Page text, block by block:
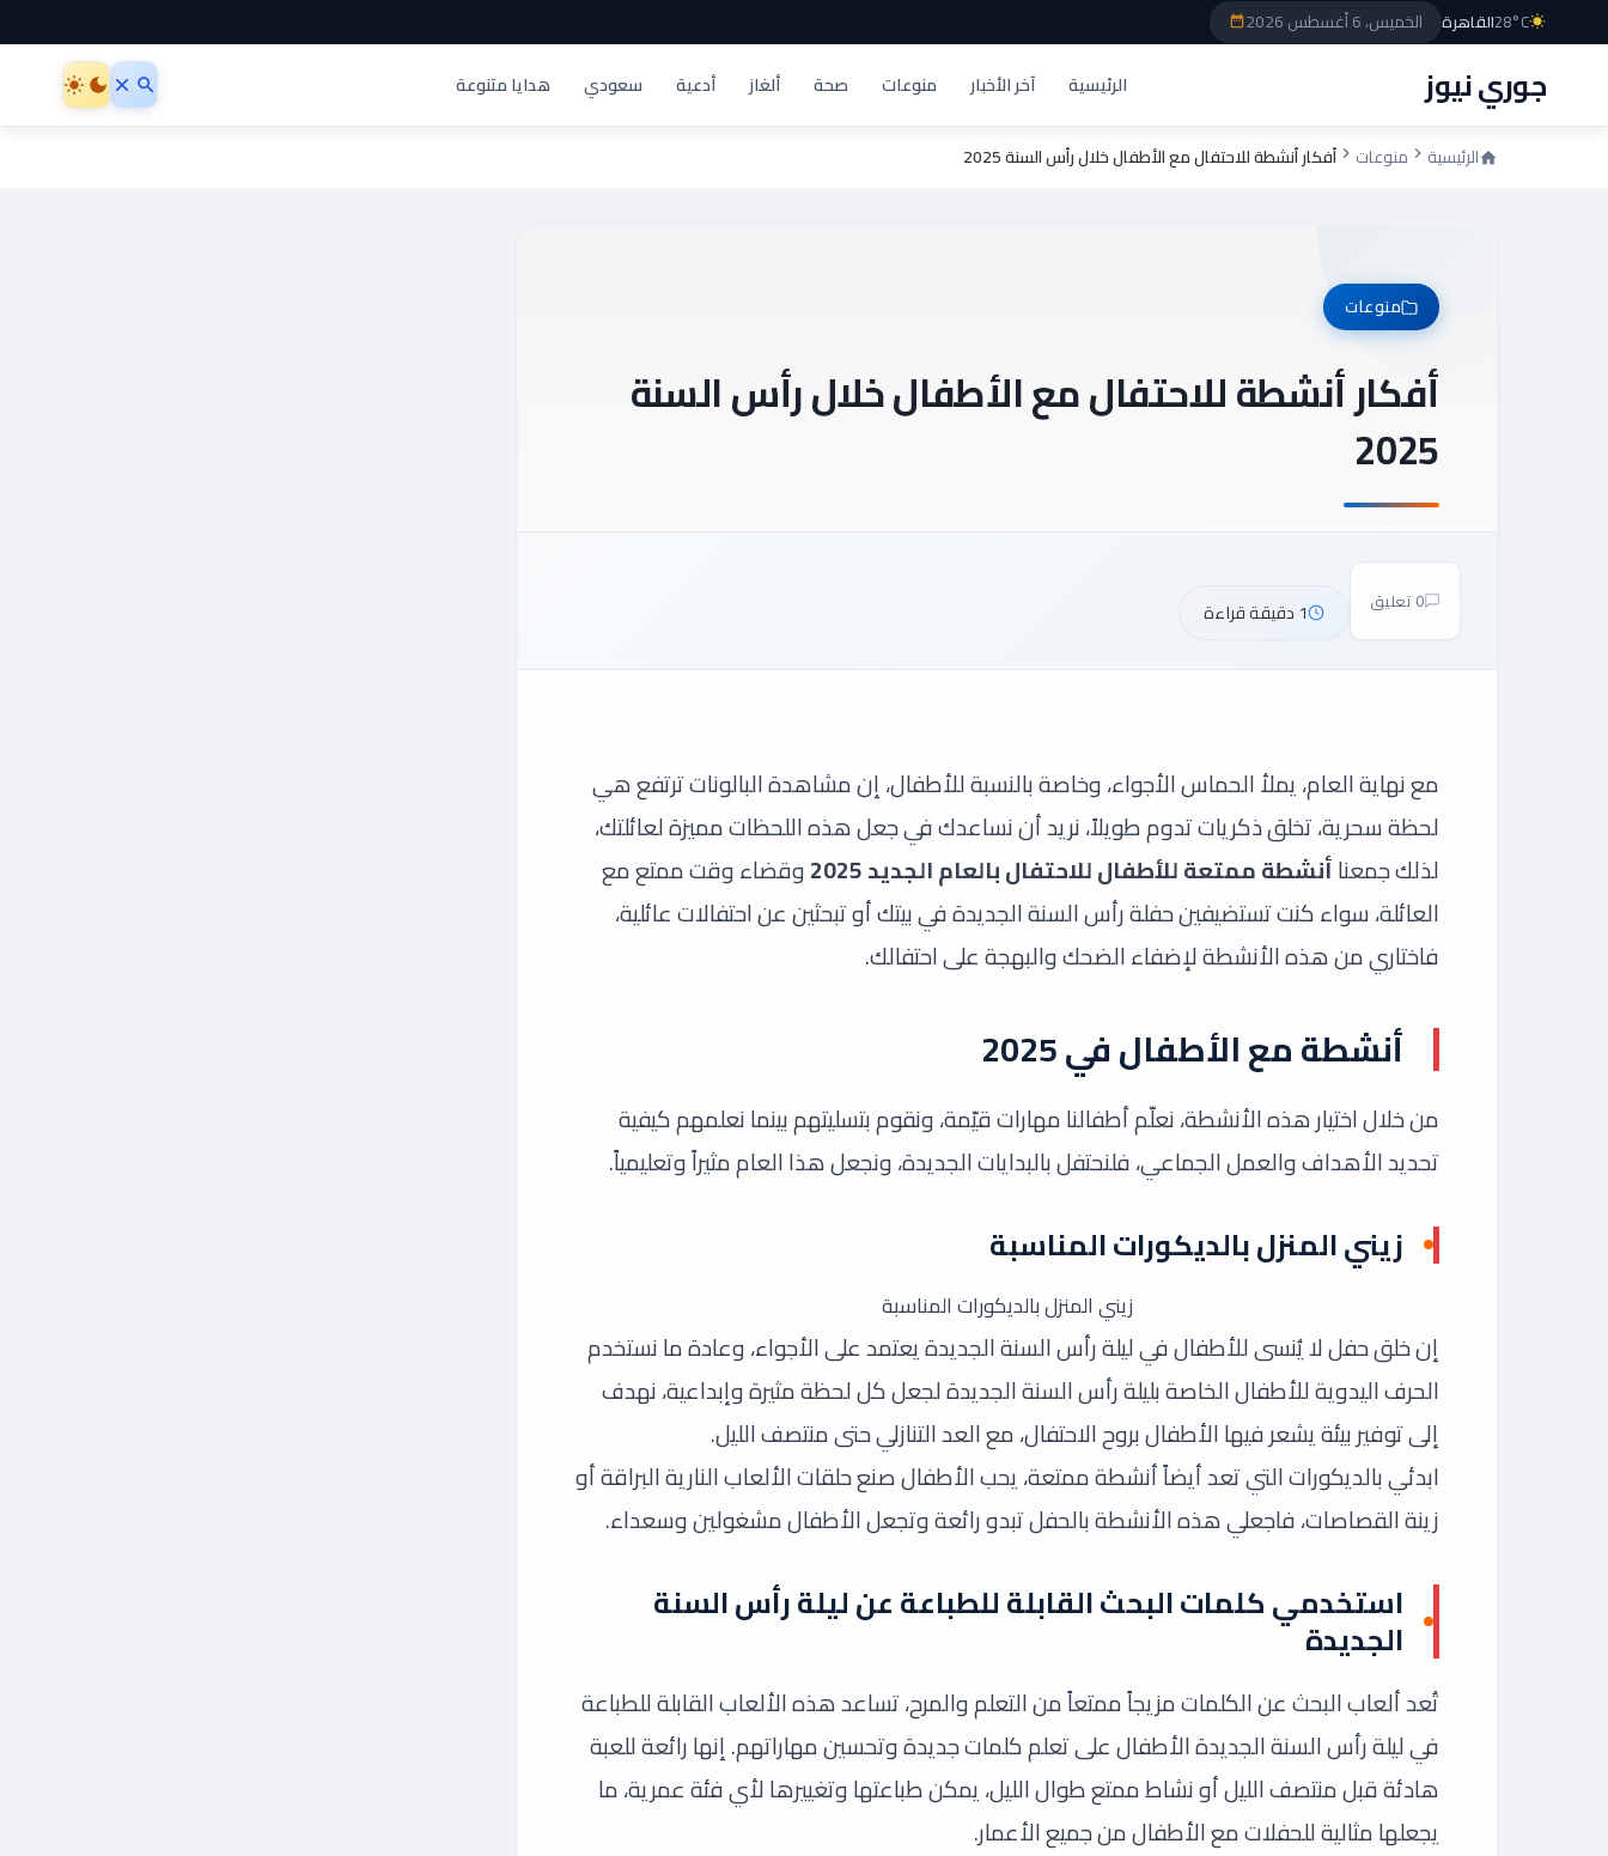
الخميس، 6 أغسطس 2026 28°Cالقاهرة
جوري نيوز الرئيسية آخر الأخبار منوعات صحة ألغاز أدعية سعودي هدايا متنوعة
الرئيسية منوعات أفكار أنشطة للاحتفال مع الأطفال خلال رأس السنة 2025
منوعات
أفكار أنشطة للاحتفال مع الأطفال خلال رأس السنة
2025
0 تعليق 1 دقيقة قراءة
مع نهاية العام، يملأ الحماس الأجواء، وخاصة بالنسبة للأطفال، إن مشاهدة البالونات ترتفع هي
لحظة سحرية، تخلق ذكريات تدوم طويلاً، نريد أن نساعدك في جعل هذه اللحظات مميزة لعائلتك،
لذلك جمعناأنشطة ممتعة للأطفال للاحتفال بالعام الجديد 2025
وقضاء وقت ممتع مع
العائلة، سواء كنت تستضيفين حفلة رأس السنة الجديدة في بيتك أو تبحثين عن احتفالات عائلية،
فاختاري من هذه الأنشطة لإضفاء الضحك والبهجة على احتفالك.
أنشطة مع الأطفال في 2025
من خلال اختيار هذه الأنشطة، نعلّم أطفالنا مهارات قيّمة، ونقوم بتسليتهم بينما نعلمهم كيفية
تحديد الأهداف والعمل الجماعي، فلنحتفل بالبدايات الجديدة، ونجعل هذا العام مثيراً وتعليمياً.
زيني المنزل بالديكورات المناسبة
زيني المنزل بالديكورات المناسبة
إن خلق حفل لا يُنسى للأطفال في ليلة رأس السنة الجديدة يعتمد على الأجواء، وعادة ما نستخدم
الحرف اليدوية للأطفال الخاصة بليلة رأس السنة الجديدة لجعل كل لحظة مثيرة وإبداعية، نهدف
إلى توفير بيئة يشعر فيها الأطفال بروح الاحتفال، مع العد التنازلي حتى منتصف الليل.
ابدئي بالديكورات التي تعد أيضاً أنشطة ممتعة، يحب الأطفال صنع حلقات الألعاب النارية البراقة أو
زينة القصاصات، فاجعلي هذه الأنشطة بالحفل تبدو رائعة وتجعل الأطفال مشغولين وسعداء.
استخدمي كلمات البحث القابلة للطباعة عن ليلة رأس السنة
الجديدة
تُعد ألعاب البحث عن الكلمات مزيجاً ممتعاً من التعلم والمرح، تساعد هذه الألعاب القابلة للطباعة
في ليلة رأس السنة الجديدة الأطفال على تعلم كلمات جديدة وتحسين مهاراتهم. إنها رائعة للعبة
هادئة قبل منتصف الليل أو نشاط ممتع طوال الليل، يمكن طباعتها وتغييرها لأي فئة عمرية، ما
يجعلها مثالية للحفلات مع الأطفال من جميع الأعمار.